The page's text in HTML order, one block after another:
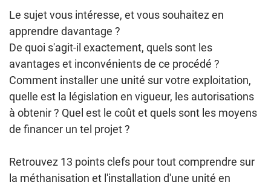
Le sujet vous intéresse, et vous souhaitez en
apprendre davantage ?
De quoi s'agit-il exactement, quels sont les
avantages et inconvénients de ce procédé ?
Comment installer une unité sur votre exploitation,
quelle est la législation en vigueur, les autorisations
à obtenir ? Quel est le coût et quels sont les moyens
de financer un tel projet ?
Retrouvez 13 points clefs pour tout comprendre sur
la méthanisation et l'installation d'une unité en